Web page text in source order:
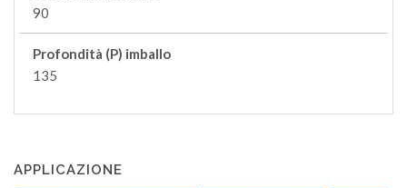
90
Profondità (P) imballo
135
APPLICAZIONE